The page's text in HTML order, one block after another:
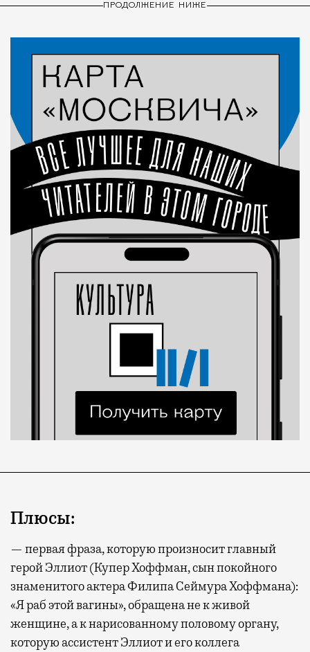
Современный путешественник часто берет
с собой не только чемодан, но и ноутбук.
А ожидание рейса все чаще превращается
не в потерянное время, а в возможность
спокойно закончить дела или спланировать
провести переговоры, поработать или просто
выпить кофе, наблюдая сквозь панорамные
окна за тем, как взлетают и садятся
самолеты. В Москве нет недостатка
в лаунжах. В аэропортах их обычно
несколько — в разных зонах воздушных
ПРОДОЛЖЕНИЕ НИЖЕ
Плюсы:
— первая фраза, которую произносит главный
герой Эллиот (Купер Хоффман, сын покойного
знаменитого актера Филипа Сеймура Хоффмана):
«Я раб этой вагины», обращена не к живой
женщине, а к нарисованному половому органу,
которую ассистент Эллиот и его коллега